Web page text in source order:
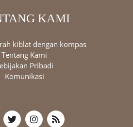
KAMI
kiblat dengan kompas
Tentang Kami
Pribadi
Komunikasi